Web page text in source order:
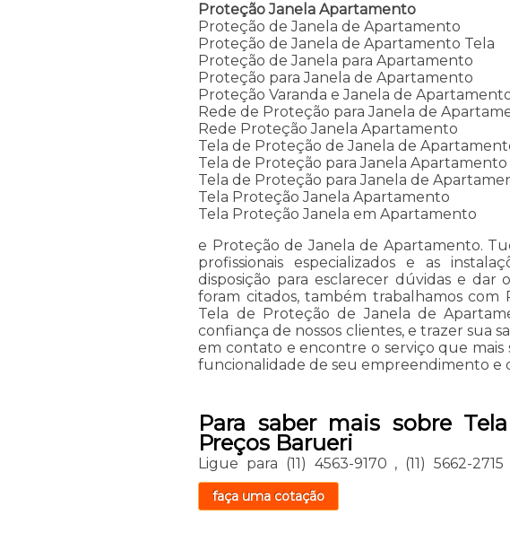
Proteção Janela Apartamento
Proteção de Janela de Apartamento
Proteção de Janela de Apartamento Tela
Proteção de Janela para Apartamento
Proteção para Janela de Apartamento
Proteção Varanda e Janela de
Rede de Proteção para Janela de
Rede Proteção Janela Apartamento
Tela de Proteção de Janela de
Tela de Proteção para Janela Apartamento
Tela de Proteção para Janela de
Tela Proteção Janela Apartamento
Tela Proteção Janela em Apartamento
e Proteção de Janela de Apartamento.
profissionais especializados e as
disposição para esclarecer dúvidas e dar
foram citados, também trabalhamos
Tela de Proteção de Janela de
confiança de nossos clientes, e trazer sua
em contato e encontre o serviço que mais
funcionalidade de seu empreendimento e
Para saber mais sobre
Preços Barueri
Ligue para (11) 4563-9170 , (11) 5662-2715
faça uma cotação